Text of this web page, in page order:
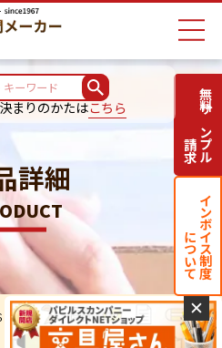
まりのかたはこちら
詳細
５２
無料サンプル
請求
インボイス制度
について
✕